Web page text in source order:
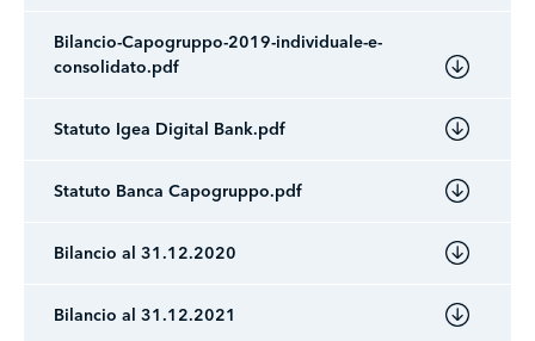
Bilancio-Capogruppo-2019-individuale-e-
consolidato.pdf
Statuto Igea Digital Bank.pdf
Statuto Banca Capogruppo.pdf
Bilancio al 31.12.2020
Bilancio al 31.12.2021